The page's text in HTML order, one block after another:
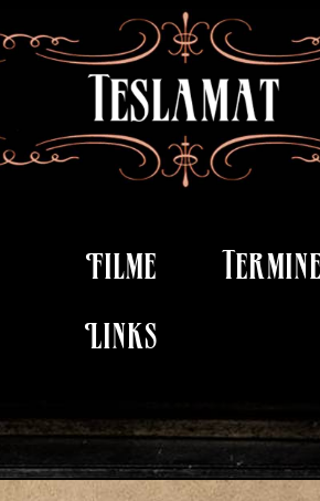
Filme
Links